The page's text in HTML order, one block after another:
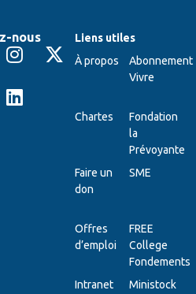
Liens utiles
À propos
Abonnement
Vivre
Chartes
Fondation
la
Prévoyante
Faire un
don
SME
Offres
d’emploi
FREE
College
Fondements
Intranet
Ministock
nous